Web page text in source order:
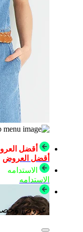
أقضل
أقضل العروض
الاستدامه
الاستدامه
عروض